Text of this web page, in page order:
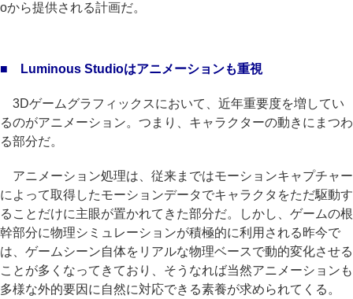
oから提供される計画だ。
■ Luminous Studioはアニメーションも重視
3Dゲームグラフィックスにおいて、近年重要度を増してい
るのがアニメーション。つまり、キャラクターの動きにまつわ
る部分だ。
アニメーション処理は、従来まではモーションキャプチャー
によって取得したモーションデータでキャラクタをただ駆動す
ることだけに主眼が置かれてきた部分だ。しかし、ゲームの根
幹部分に物理シミュレーションが積極的に利用される昨今で
は、ゲームシーン自体をリアルな物理ベースで動的変化させる
ことが多くなってきており、そうなれば当然アニメーションも
多様な外的要因に自然に対応できる素養が求められてくる。